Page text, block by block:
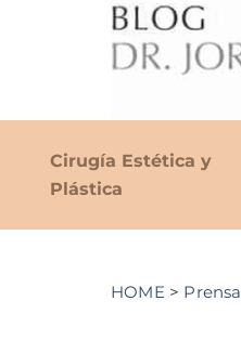
Cirugía Estética y
Plástica
HOME> Prensa